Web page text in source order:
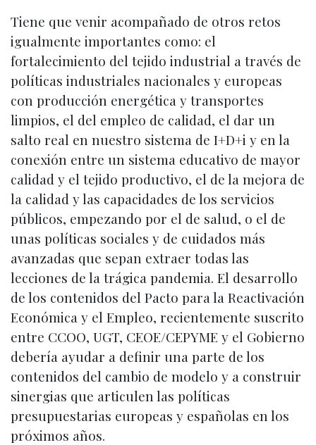
Tiene que venir acompañado de otros retos
igualmente importantes como: el
fortalecimiento del tejido industrial a través de
políticas industriales nacionales y europeas
con producción energética y transportes
limpios, el del empleo de calidad, el dar un
salto real en nuestro sistema de I+D+i y en la
conexión entre un sistema educativo de mayor
calidad y el tejido productivo, el de la mejora de
la calidad y las capacidades de los servicios
públicos, empezando por el de salud, o el de
unas políticas sociales y de cuidados más
avanzadas que sepan extraer todas las
lecciones de la trágica pandemia. El desarrollo
de los contenidos del Pacto para la Reactivación
Económica y el Empleo, recientemente suscrito
entre CCOO, UGT, CEOE/CEPYME y el Gobierno
debería ayudar a definir una parte de los
contenidos del cambio de modelo y a construir
sinergias que articulen las políticas
presupuestarias europeas y españolas en los
próximos años.